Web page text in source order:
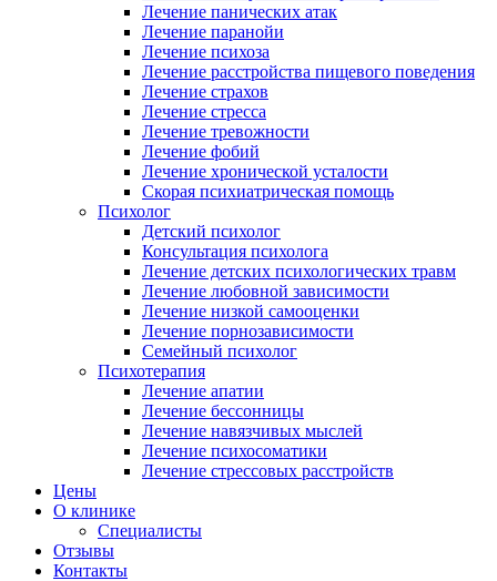
Лечение панических атак
Лечение паранойи
Лечение психоза
Лечение расстройства пищевого поведения
Лечение страхов
Лечение стресса
Лечение тревожности
Лечение фобий
Лечение хронической усталости
Скорая психиатрическая помощь
Психолог
Детский психолог
Консультация психолога
Лечение детских психологических травм
Лечение любовной зависимости
Лечение низкой самооценки
Лечение порнозависимости
Семейный психолог
Психотерапия
Лечение апатии
Лечение бессонницы
Лечение навязчивых мыслей
Лечение психосоматики
Лечение стрессовых расстройств
Цены
О клинике
Специалисты
Отзывы
Контакты